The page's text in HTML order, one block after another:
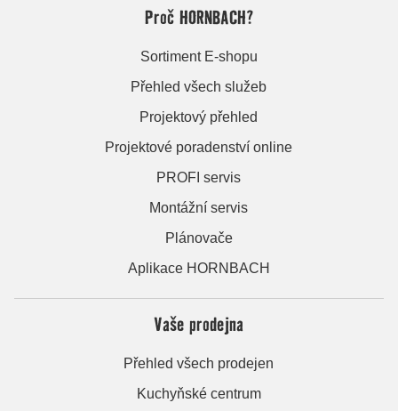
Proč HORNBACH?
Sortiment E-shopu
Přehled všech služeb
Projektový přehled
Projektové poradenství online
PROFI servis
Montážní servis
Plánovače
Aplikace HORNBACH
Vaše prodejna
Přehled všech prodejen
Kuchyňské centrum